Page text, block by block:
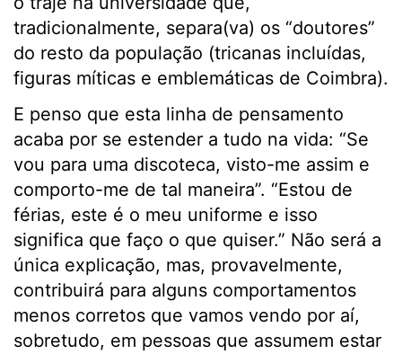
tradicionalmente, separa(va) os “doutores”
do resto da população (tricanas incluídas,
figuras míticas e emblemáticas de Coimbra).
E penso que esta linha de pensamento
acaba por se estender a tudo na vida: “Se
vou para uma discoteca, visto-me assim e
comporto-me de tal maneira”. “Estou de
férias, este é o meu uniforme e isso
significa que faço o que quiser.” Não será a
única explicação, mas, provavelmente,
contribuirá para alguns comportamentos
menos corretos que vamos vendo por aí,
sobretudo, em pessoas que assumem estar